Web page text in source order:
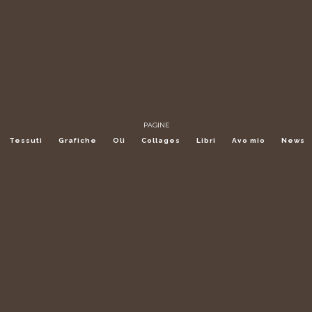
PAGINE
Tessuti
Grafiche Oli Collages Libri Avo mio News